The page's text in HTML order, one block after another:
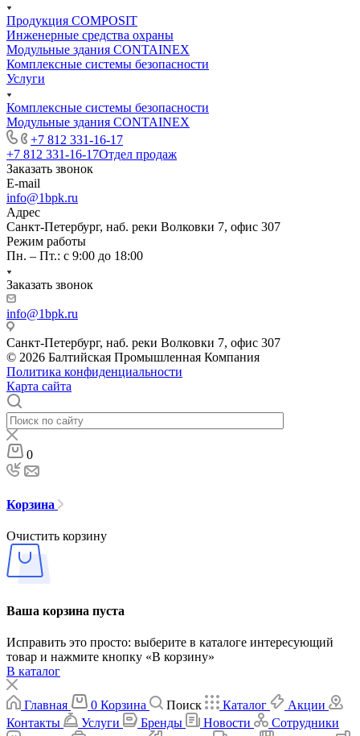
Продукция COMPOSIT
Инженерные средства охраны
Модульные здания CONTAINEX
Комплексные системы безопасности
Услуги
Комплексные системы безопасности
Модульные здания CONTAINEX
+7 812 331-16-17
+7 812 331-16-17Отдел продаж
Заказать звонок
E-mail
info@1bpk.ru
Адрес
Санкт-Петербург, наб. реки Волковки 7, офис 307
Режим работы
Пн. – Пт.: с 9:00 до 18:00
Заказать звонок
info@1bpk.ru
Санкт-Петербург, наб. реки Волковки 7, офис 307
© 2026 Балтийская Промышленная Компания
Политика конфиденциальности
Карта сайта
0
Корзина
Очистить корзину
Ваша корзина пуста
Исправить это просто: выберите в каталоге интересующий
товар и нажмите кнопку «В корзину»
В каталог
Главная 0 Корзина Поиск Каталог
Акции
Контакты
Услуги Бренды Новости
Сотрудники